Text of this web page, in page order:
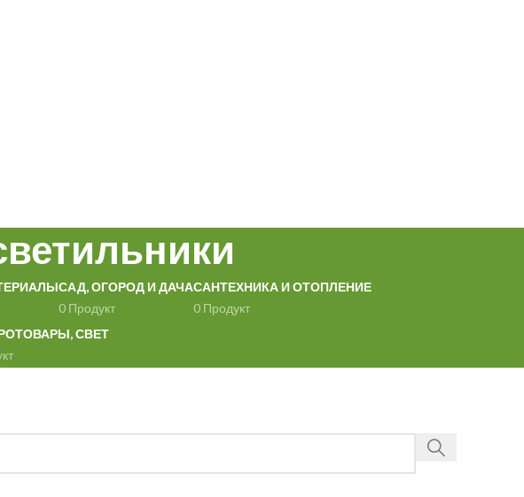
САД, ОГОРОД И ДАЧА
0 Продукт
САНТЕХНИКА И ОТОПЛЕНИЕ
0 Продукт
СВЕТ